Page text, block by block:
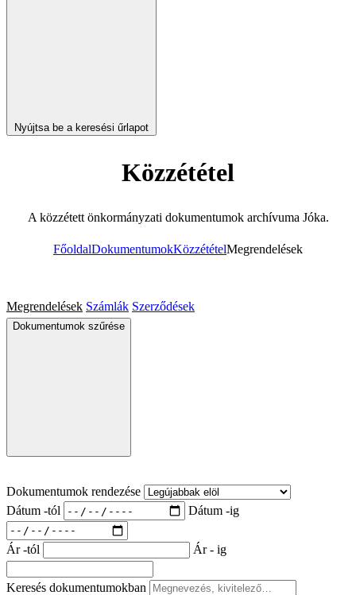
Nyújtsa be a keresési űrlapot
Közzététel
A közzétett önkormányzati dokumentumok archívuma Jóka.
FőoldalDokumentumokKözzétételMegrendelések
Megrendelések Számlák Szerződések
Dokumentumok szűrése
Dokumentumok rendezése
Dátum -tól
Dátum -ig
Ár -tól Ár - ig
Keresés dokumentumokban